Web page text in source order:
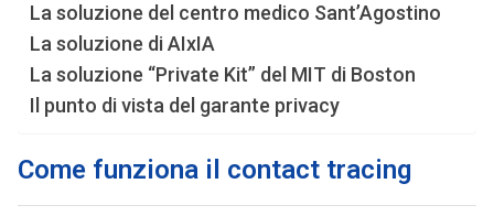
La soluzione del centro medico Sant’Agostino
La soluzione di AIxIA
La soluzione “Private Kit” del MIT di Boston
Il punto di vista del garante privacy
Come funziona il contact tracing